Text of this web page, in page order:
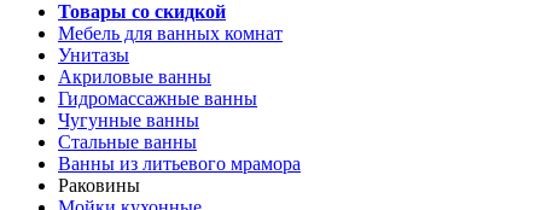
Товары со скидкой
Мебель для ванных комнат
Унитазы
Акриловые ванны
Гидромассажные ванны
Чугунные ванны
Стальные ванны
Ванны из литьевого мрамора
Раковины